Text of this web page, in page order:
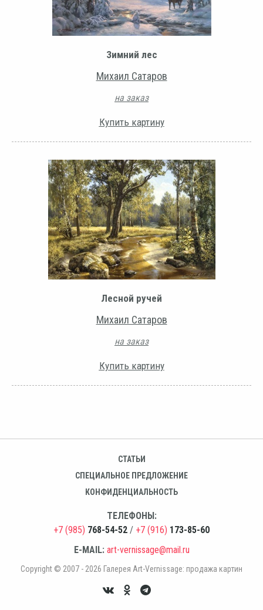
Зимний лес
Михаил Сатаров
на заказ
Купить картину
Лесной ручей
Михаил Сатаров
на заказ
Купить картину
СТАТЬИ
СПЕЦИАЛЬНОЕ ПРЕДЛОЖЕНИЕ
КОНФИДЕНЦИАЛЬНОСТЬ
ТЕЛЕФОНЫ:
+7 (985) 768-54-52 / +7 (916) 173-85-60
E-MAIL: art-vernissage@mail.ru
Copyright © 2007 - 2026 Галерея Art-Vernissage: продажа картин